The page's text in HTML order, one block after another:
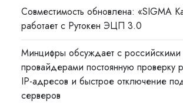
Совместимость обновлена: «SIGMA
работает с Рутокен ЭЦП 3.0
Минцифры обсуждает с российскими
провайдерами постоянную проверку
IP-адресов и быстрое отключение
серверов